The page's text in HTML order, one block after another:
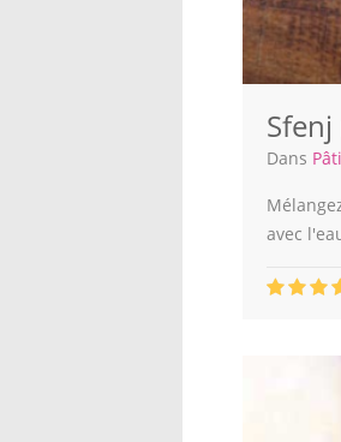
Dans
avec